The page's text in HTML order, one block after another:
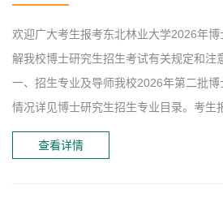
欢迎广大考生报考东北林业大学2026年
解我校博士研究生招生考试有关规定和注
一、招生专业及导师我校2026年第二批
情况详见博士研究生招生专业目录。考生
查看详情